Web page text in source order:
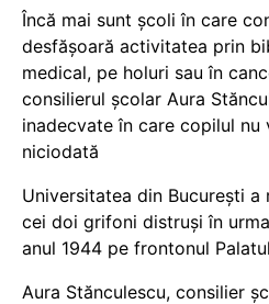
Încă mai sunt școli în care
desfășoară activitatea prin
medical, pe holuri sau în
consilierul școlar Aura
inadecvate în care copilul nu
niciodată
Universitatea din București a
cei doi grifoni distruși în
anul 1944 pe frontonul
Aura Stănculescu, consilier